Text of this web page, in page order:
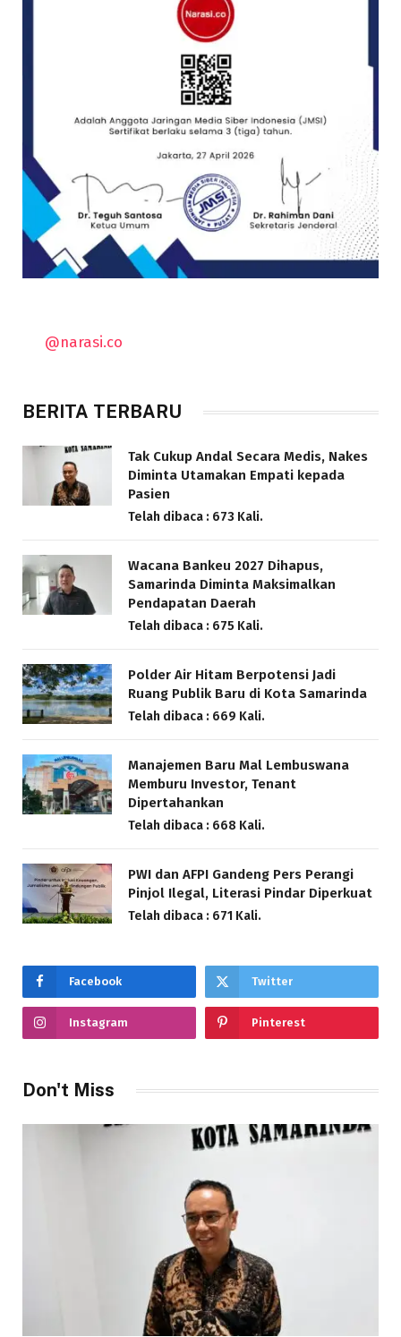
@narasi.co
BERITA TERBARU
Tak Cukup Andal Secara Medis, Nakes
Diminta Utamakan Empati kepada
Pasien
Telah dibaca : 673 Kali.
Wacana Bankeu 2027 Dihapus,
Samarinda Diminta Maksimalkan
Pendapatan Daerah
Telah dibaca : 675 Kali.
Polder Air Hitam Berpotensi Jadi
Ruang Publik Baru di Kota Samarinda
Telah dibaca : 669 Kali.
Manajemen Baru Mal Lembuswana
Memburu Investor, Tenant
Dipertahankan
Telah dibaca : 668 Kali.
PWI dan AFPI Gandeng Pers Perangi
Pinjol Ilegal, Literasi Pindar Diperkuat
Telah dibaca : 671 Kali.
Facebook Twitter
Instagram Pinterest
Don't Miss